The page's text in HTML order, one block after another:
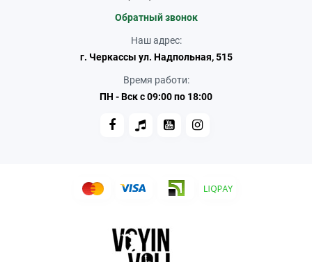
Обратный звонок
Наш адрес:
г. Черкассы ул. Надпольная, 515
Время работи:
ПН - Вск с 09:00 по 18:00